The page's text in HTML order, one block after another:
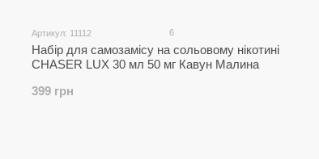
Артикул: 11112 6
Набір для самозамісу на сольовому нікотині
CHASER LUX 30 мл 50 мг Кавун Малина
399 грн